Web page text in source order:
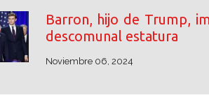
Barron, hijo de Trump,
descomunal estatura
Noviembre 06, 2024